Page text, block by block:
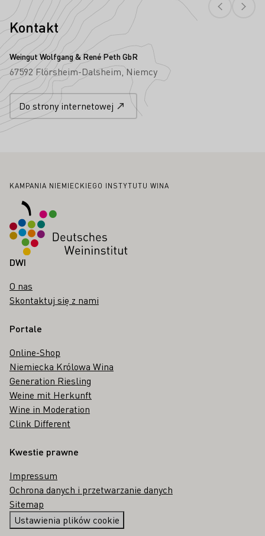
Kontakt
Weingut Wolfgang & René Peth GbR
67592 Flörsheim-Dalsheim Niemcy
Do strony internetowej
Stopka
KAMPANIA NIEMIECKIEGO INSTYTUTU WINA
DWI
O nas
Skontaktuj się z nami
Portale
Online-Shop
Niemiecka Królowa Wina
Generation Riesling
Weine mit Herkunft
Wine in Moderation
Clink Different
Kwestie prawne
Impressum
Ochrona danych i przetwarzanie danych
Sitemap
Ustawienia plików cookie